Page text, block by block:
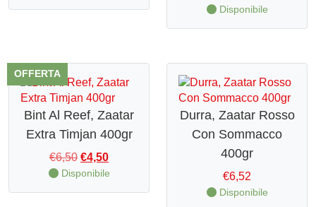
CONTATTI
Disponibile
OFFERTA
Bint Al Reef, Zaatar
Extra Timjan 400gr
€6,50 Il
prezzo
€4,50Il
prezzo
Disponibile
Durra, Zaatar Rosso
Con Sommacco
400gr
€6,52
Disponibile